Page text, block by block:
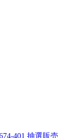
401 抽選販売